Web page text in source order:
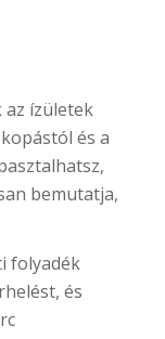
az ízületek
és a
bemutatja,
folyadék
és